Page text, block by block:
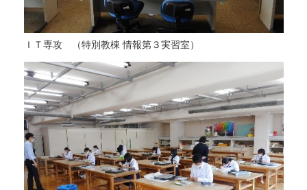
ＩＴ専攻 （特別教棟 情報第３実習室）